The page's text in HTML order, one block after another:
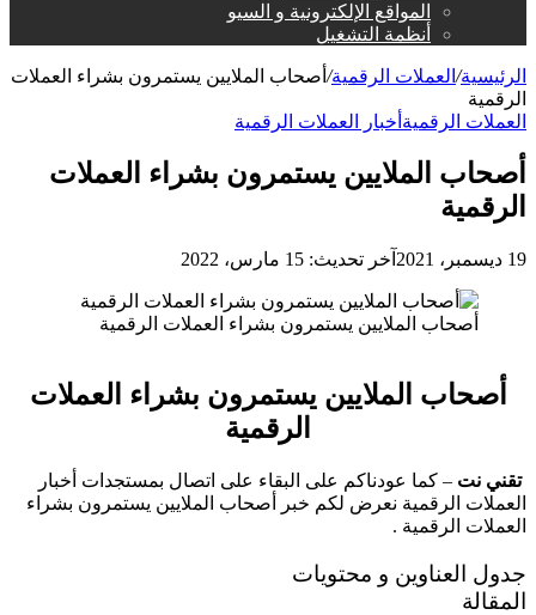
المواقع الإلكترونية و السيو
أنظمة التشغيل
الرئيسية/ العملات الرقمية/ أصحاب الملايين يستمرون بشراء العملات
الرقمية
العملات الرقمية أخبار العملات الرقمية
أصحاب الملايين يستمرون بشراء العملات
الرقمية
19 ديسمبر، 2021 آخر تحديث: 15 مارس، 2022
أصحاب الملايين يستمرون بشراء العملات الرقمية
أصحاب الملايين يستمرون بشراء العملات
الرقمية
تقني نت – كما عودناكم على البقاء على اتصال بمستجدات أخبار
العملات الرقمية نعرض لكم خبر أصحاب الملايين يستمرون بشراء
العملات الرقمية .
جدول العناوين و محتويات
المقالة